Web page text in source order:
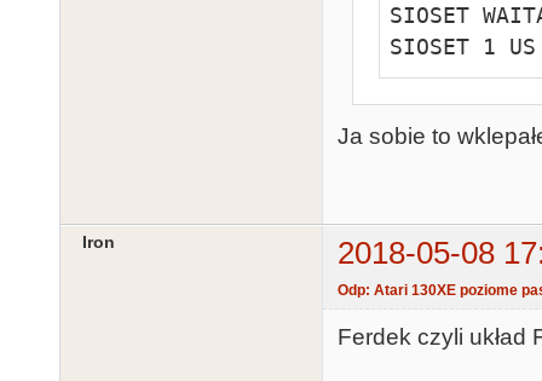
SIOSET
SIOSET 1
Ja sobie to
Iron 2018-05-08
Odp: Atari 130XE poziome
Ferdek czyli układ